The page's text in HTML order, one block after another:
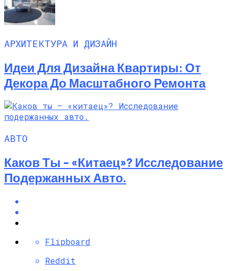
АРХИТЕКТУРА И ДИЗАЙН
Идеи Для Дизайна Квартиры: От
Декора До Масштабного Ремонта
АВТО
Каков Ты – «китаец»? Исследование
Подержанных Авто.
Flipboard
Reddit